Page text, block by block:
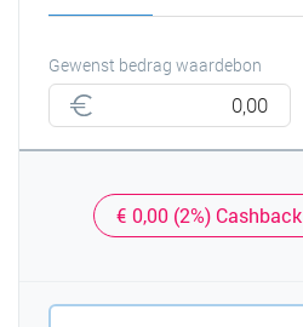
Gewenst bedrag waardebon
€ 0,00 (2%) Cashback